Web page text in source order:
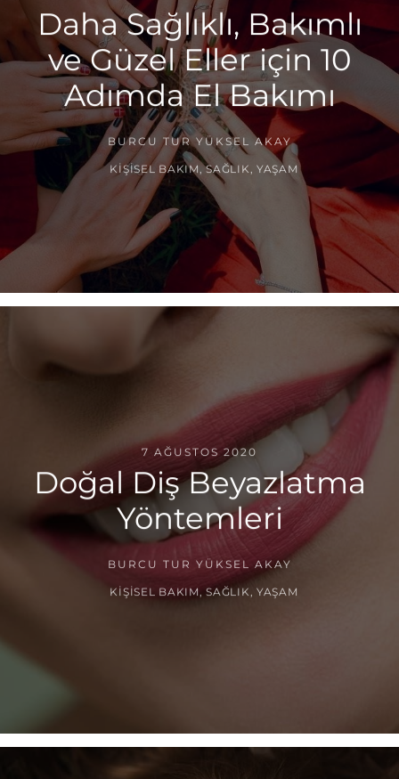
Daha Sağlıklı, Bakımlı
ve Güzel Eller için 10
Adımda El Bakımı
BURCU TUR YÜKSEL AKAY
KIŞISEL BAKIM ,SAĞLIK YAŞAM
7 AĞUSTOS 2020
Doğal Diş Beyazlatma
Yöntemleri
BURCU TUR YÜKSEL AKAY
KIŞISEL BAKIM,SAĞLIK YAŞAM